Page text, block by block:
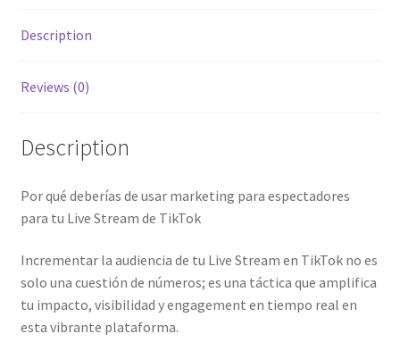
quantity
Description
Reviews (0)
Description
Por qué deberías de usar marketing para espectadores
para tu Live Stream de TikTok
Incrementar la audiencia de tu Live Stream en TikTok no es
solo una cuestión de números; es una táctica que amplifica
tu impacto, visibilidad y engagement en tiempo real en
esta vibrante plataforma.